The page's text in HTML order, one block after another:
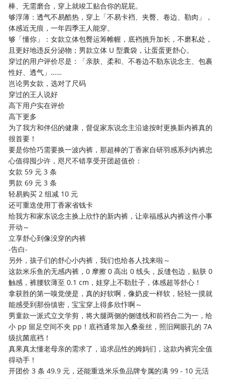
棒、无需磨合，穿上就竣工贴合你的屁屁。
够浮薄：透气不易酷热，穿上「不易卡裆、夹臀、卷边、勒肉」，
体感近无痕，一年四季王人能穿。
够「懂你」：女款立体包臀运筹帷幄，底裆挑升加长，不磨私处，
且更好地违反分泌物；男款立体 U 型囊袋，让蛋蛋更舒心。
穿过的用户评价尽是：「亲肤、柔和、不卷边不勒东说念主、包裹
性好、透气」……
岂论男女款，选对了尺码
穿过的王人说好
高下用户实在评价
高下更多
为了我方和伴侣的健康，督促家东说念主沿途按时更换新内裤真的
很首要！
要是你恰巧需要换一波内裤，那超棒的丁香家自研羽感系列内裤忠
心值得囤少许，咫尺不错享受开团超值价：
女款 59 元 3 条
男款 69 元 3 条
轻易购买 2 组减 10 元
还可重迭使用丁香家省钱卡
给我方和家东说念主换上欣忭的新内裤，让幸福感从内裤这件小事
开动～
立享舒心到像没穿的内裤
-告白-
另外，孩子们的舒心小内裤，我们也给各人找来啦～
这款米乐鱼的无感内裤，0 摩擦 0 高出 0 线头，反缝包边，贴肤 0
触感，裤腰软薄至 0.1 cm，娃穿上不勒肚子，体感超等舒心！
拿获胜的第一嗅觉便是，真的好软啊，像奶皮一样软，轻轻一摸就
能感受到那份缜密，宝宝穿上得多欣忭啊～
男童款一派式立文学剪，将大腿两侧的侧缝线和前裆合二为一，给
小 pp 留足空间不夹 pp！底裆通常加入桑蚕丝，照旧网眼孔的 7A
级抗菌底裆！
真果真太懂老母亲的需求了，追求品性的姆妈们，这款内裤完全值
得动手！
开团价 3 条 49.9 元，还能重迭米乐鱼品牌专属的满 99 - 10 元活